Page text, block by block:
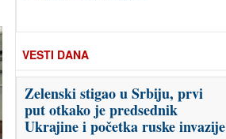
VESTI DANA
Zelenski stigao u Srbiju, prvi
put otkako je predsednik
Ukrajine i početka ruske invazije